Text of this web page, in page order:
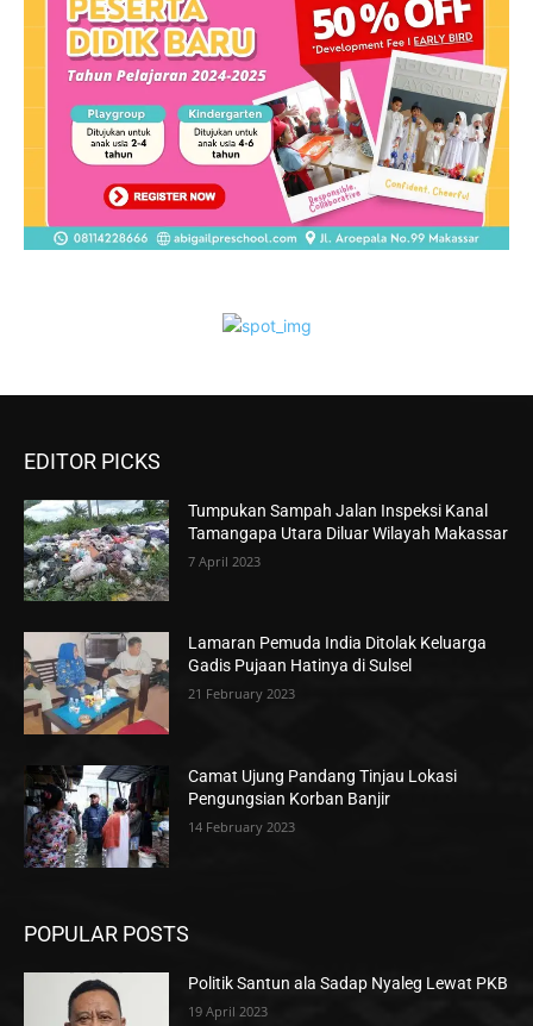
EDITOR PICKS
Tumpukan Sampah Jalan Inspeksi Kanal
Tamangapa Utara Diluar Wilayah Makassar
7 April 2023
Lamaran Pemuda India Ditolak Keluarga
Gadis Pujaan Hatinya di Sulsel
21 February 2023
Camat Ujung Pandang Tinjau Lokasi
Pengungsian Korban Banjir
14 February 2023
POPULAR POSTS
Politik Santun ala Sadap Nyaleg Lewat PKB
19 April 2023